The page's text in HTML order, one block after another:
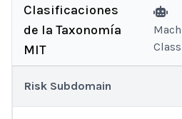
Clasificaciones
de la Taxonomía
MIT
Risk Subdomain